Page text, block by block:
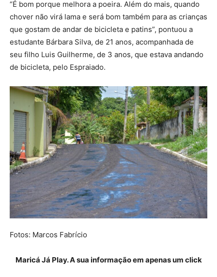
“É bom porque melhora a poeira. Além do mais, quando
chover não virá lama e será bom também para as crianças
que gostam de andar de bicicleta e patins”, pontuou a
estudante Bárbara Silva, de 21 anos, acompanhada de
seu filho Luis Guilherme, de 3 anos, que estava andando
de bicicleta, pelo Espraiado.
Fotos: Marcos Fabrício
Maricá Já Play. A sua informação em apenas um click